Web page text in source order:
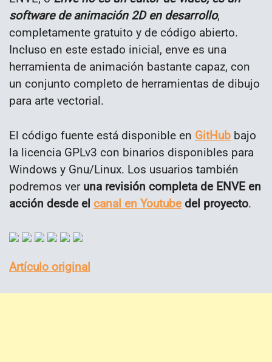
software de animación 2D en desarrollo,
completamente gratuito y de código abierto.
Incluso en este estado inicial, enve es una
herramienta de animación bastante capaz, con
un conjunto completo de herramientas de dibujo
para arte vectorial.
El código fuente está disponible en GitHub bajo
la licencia GPLv3 con binarios disponibles para
Windows y Gnu/Linux. Los usuarios también
podremos veruna revisión completa de ENVE en
acción desde el canal en Youtubedel proyecto.
Artículo original